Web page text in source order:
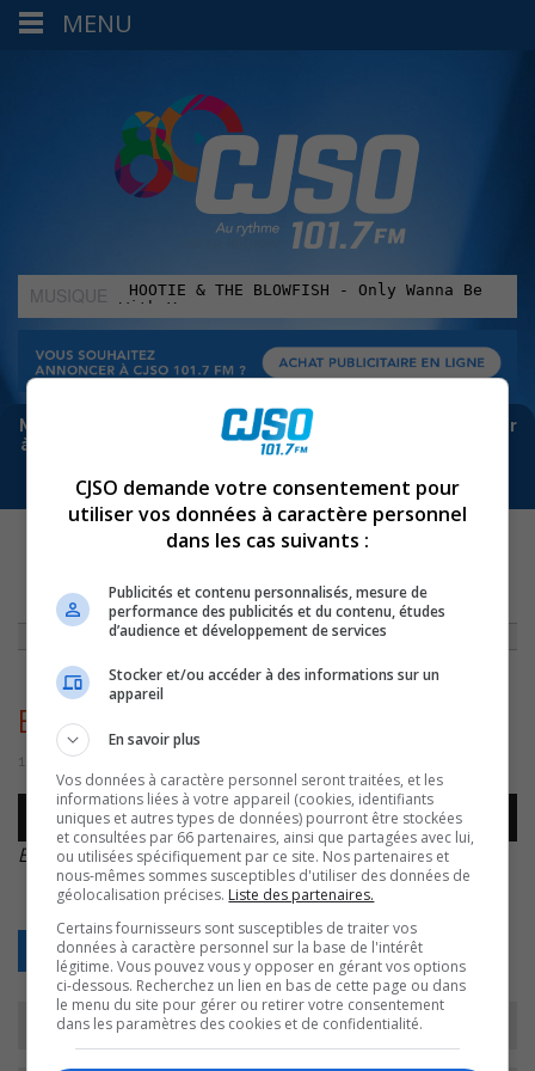
MUSIQUE
:
Meta bloque les infos sur Facebook. Pour ne rien manquer
à Sorel-Tracy et la région, abonne-toi à notre infolettre :
ENTREVUES»JACOB LAGIMONIÈRE AU CHAMPIONNAT DU
MONDE DE CHEERLEADING
ENTREVUE JACOB
Entrevue Jacob
16 novembre 2022 | Par Équipe CJSO
Lecteur
audio
00:00
Entrevue Jacob.
Retour
MENU
CJSO demande votre consentement pour
utiliser vos données à caractère personnel
dans les cas suivants :
Publicités et contenu personnalisés, mesure de
performance des publicités et du contenu, études
d’audience et développement de services
Stocker et/ou accéder à des informations sur un
appareil
En savoir plus
Vos données à caractère personnel seront traitées, et les
informations liées à votre appareil (cookies, identifiants
uniques et autres types de données) pourront être stockées
et consultées par 66 partenaires, ainsi que partagées avec lui,
ou utilisées spécifiquement par ce site. Nos partenaires et
nous-mêmes sommes susceptibles d'utiliser des données de
géolocalisation précises. Liste des partenaires.
Certains fournisseurs sont susceptibles de traiter vos
données à caractère personnel sur la base de l'intérêt
légitime. Vous pouvez vous y opposer en gérant vos options
ci-dessous. Recherchez un lien en bas de cette page ou dans
le menu du site pour gérer ou retirer votre consentement
dans les paramètres des cookies et de confidentialité.